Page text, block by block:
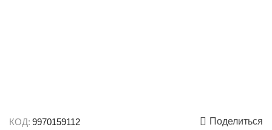
КОД: 9970159112 Поделиться